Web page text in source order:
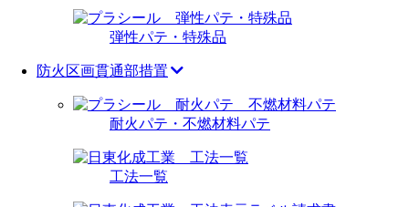
弾性パテ・特殊品
防火区画貫通部措置
耐火パテ・不燃材料パテ
工法一覧